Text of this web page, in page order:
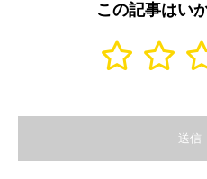
この記事はい
送信